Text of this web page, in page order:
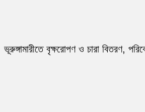
ভূরুঙ্গামারীতে বৃক্ষরোপণ ও চারা বিতরণ,